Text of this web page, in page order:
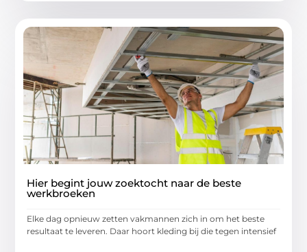
Hier begint jouw zoektocht naar de beste
werkbroeken
Elke dag opnieuw zetten vakmannen zich in om het beste
resultaat te leveren. Daar hoort kleding bij die tegen intensief